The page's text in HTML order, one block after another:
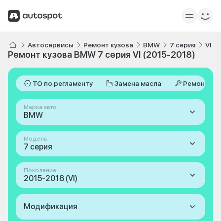
Автосервисы Ремонт кузова BMW 7 серия VI
Ремонт кузова BMW 7 серия VI (2015-2018)
ТО по регламенту Замена масла Ремонт
Марка авто
BMW
Модель
7 серия
Поколение
2015-2018 (VI)
Модификация